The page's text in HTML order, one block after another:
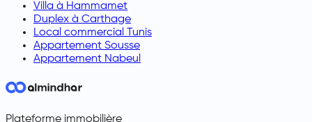
Villa à Hammamet
Duplex à Carthage
Local commercial Tunis
Appartement Sousse
Appartement Nabeul
Plateforme immobilière